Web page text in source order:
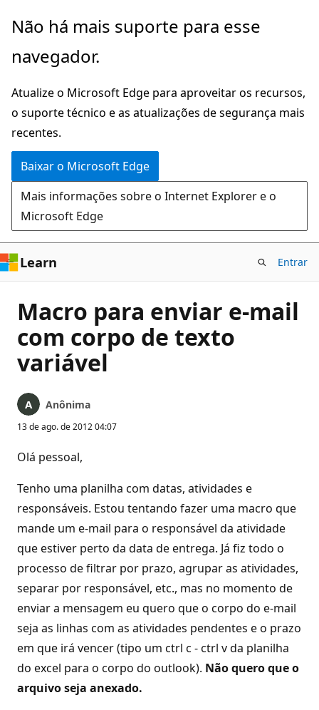
Pular
o
principal
Não há mais suporte para esse
navegador.
Atualize o Microsoft Edge para aproveitar os recursos,
o suporte técnico e as atualizações de segurança mais
recentes.
Baixar o Microsoft Edge
Mais informações sobre o Internet Explorer e o
Microsoft Edge
Learn Entrar
Macro para enviar e-mail
com corpo de texto
variável
Anônima
13 de ago. de 2012 04:07
Olá pessoal,
Tenho uma planilha com datas, atividades e
responsáveis. Estou tentando fazer uma macro que
mande um e-mail para o responsável da atividade
que estiver perto da data de entrega. Já fiz todo o
processo de filtrar por prazo, agrupar as atividades,
separar por responsável, etc., mas no momento de
enviar a mensagem eu quero que o corpo do e-mail
seja as linhas com as atividades pendentes e o prazo
em que irá vencer (tipo um ctrl c - ctrl v da planilha
do excel para o corpo do outlook). Não quero que o
arquivo seja anexado.